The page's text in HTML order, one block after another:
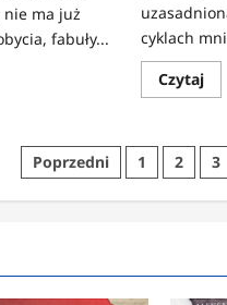
nie ma już
fabuły...
cyklach
Czytaj
się
cykli
Stronicowanie
wpisów
Poprzedni 1 2 3